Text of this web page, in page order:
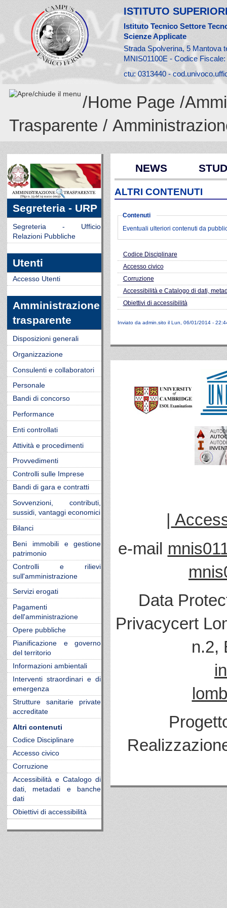
ISTITUTO
Istituto Tecnico Settore
Scienze Applicate
Strada Spolverina, 5 Mantova
MNIS01100E - Codice
ctu: 0313440 -
/Home Page /
Trasparente /
Segreteria - URP
Segreteria - Ufficio
Relazioni Pubbliche
Utenti
Accesso Utenti
Amministrazione
trasparente
Disposizioni generali
Organizzazione
Consulenti e collaboratori
Personale
Bandi di concorso
Performance
Enti controllati
Attività e procedimenti
Provvedimenti
Controlli sulle Imprese
Bandi di gara e contratti
Sovvenzioni, contributi,
sussidi, vantaggi economici
Bilanci
Beni immobili e gestione
patrimonio
Controlli e rilievi
sull'amministrazione
Servizi erogati
Pagamenti
dell'amministrazione
Opere pubbliche
Pianificazione e governo
del territorio
Informazioni ambientali
Interventi straordinari e di
emergenza
Strutture sanitarie private
accreditate
Altri contenuti
Codice Disciplinare
Accesso civico
Corruzione
Accessibilità e Catalogo di
dati, metadati e banche
dati
Obiettivi di accessibilità
NEWS
ALTRI CONTENUTI
Contenuti
Eventuali ulteriori contenuti da
Codice Disciplinare
Accesso civico
Corruzione
Accessibilità e Catalogo di dati,
Obiettivi di accessibilità
Inviato da admin.sitoil Lun, 06/01/2014 -
|
e-mail
Data
Privacycert
n.2,